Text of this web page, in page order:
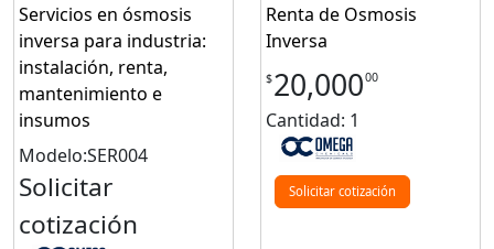
Servicios en ósmosis
inversa para industria:
instalación, renta,
mantenimiento e
insumos
Modelo:SER004
Solicitar
cotización
Renta de Osmosis
Inversa
$20,00000
Cantidad: 1
Solicitar cotización